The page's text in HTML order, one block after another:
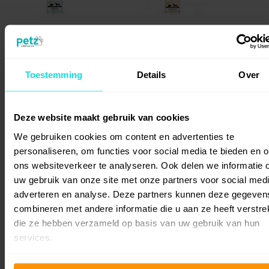
Toestemming Details Over
Deze website maakt gebruik van cookies
We gebruiken cookies om content en advertenties te
personaliseren, om functies voor social media te bieden en
ons websiteverkeer te analyseren. Ook delen we informatie
uw gebruik van onze site met onze partners voor social
adverteren en analyse. Deze partners kunnen deze
combineren met andere informatie die u aan ze heeft
die ze hebben verzameld op basis van uw gebruik van hun
services.
15,-
Honden en Katten